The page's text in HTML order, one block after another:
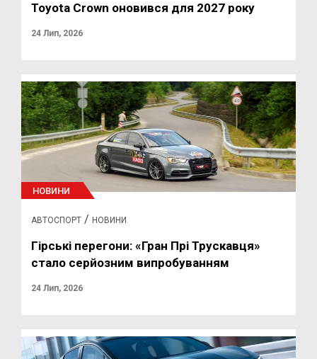
Toyota Crown оновився для 2027 року
24 Лип, 2026
НОВИНИ
АВТОСПОРТ / НОВИНИ
Гірські перегони: «Гран Прі Трускавця»
стало серйозним випробуванням
24 Лип, 2026